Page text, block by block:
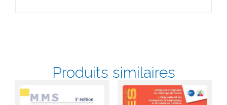
Produits similaires